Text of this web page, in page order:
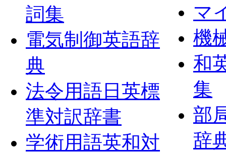
詞集
電気制御英語辞
典
法令用語日英標
準対訳辞書
学術用語英和対
マ
機
和
集
部
辞